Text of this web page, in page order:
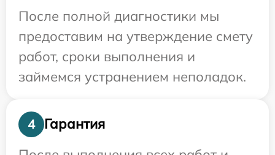
После полной диагностики мы
предоставим на утверждение смету
работ, сроки выполнения и
займемся устранением неполадок.
4
Гарантия